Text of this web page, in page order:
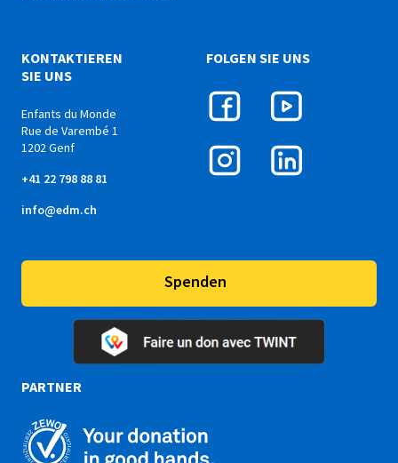
KONTAKTIEREN
SIE UNS
Enfants du Monde
Rue de Varembé 1
1202 Genf
+41 22 798 88 81
info@edm.ch
FOLGEN SIE UNS
Spenden
PARTNER